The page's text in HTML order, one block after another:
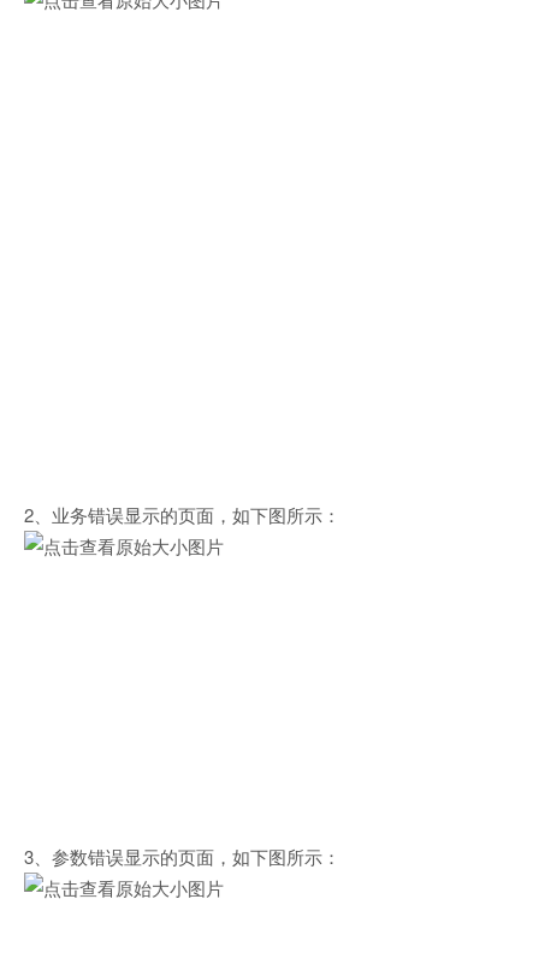
2、业务错误显示的页面，如下图所示：
3、参数错误显示的页面，如下图所示：